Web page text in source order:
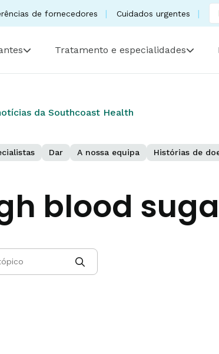
de fornecedores Cuidados urgentes
Tratamento e especialidades
da Southcoast Health
Dar A nossa equipa Histórias de
blood